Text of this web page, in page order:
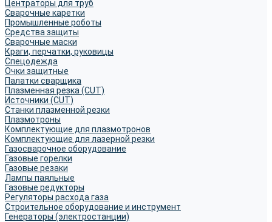
Центраторы для труб
Сварочные каретки
Промышленные роботы
Средства защиты
Сварочные маски
Краги, перчатки, руковицы
Спецодежда
Очки защитные
Палатки сварщика
Плазменная резка (CUT)
Источники (CUT)
Станки плазменной резки
Плазмотроны
Комплектующие для плазмотронов
Комплектующие для лазерной резки
Газосварочное оборудование
Газовые горелки
Газовые резаки
Лампы паяльные
Газовые редукторы
Регуляторы расхода газа
Строительное оборудование и инструмент
Генераторы (электростанции)